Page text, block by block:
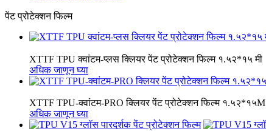
पेंट प्रोटेक्शन फिल्म
XTTF TPU क्वांटम-प्लस क्लियर पेंट प्रोटेक्शन फिल्म १.५२*१५ मी
अधिक जाणून घ्या
XTTF TPU-क्वांटम-PRO क्लियर पेंट प्रोटेक्शन फिल्म १.५२*१५M
अधिक जाणून घ्या